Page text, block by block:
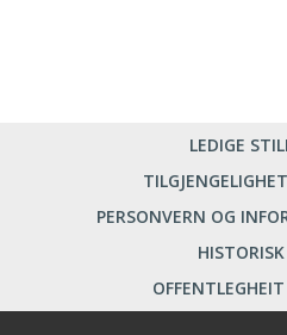
LEDIGE
PERSONVERN OG